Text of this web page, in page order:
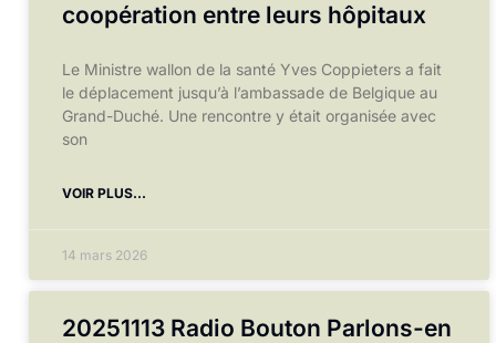
coopération entre leurs hôpitaux
Le Ministre wallon de la santé Yves Coppieters a fait
le déplacement jusqu’à l’ambassade de Belgique au
Grand-Duché. Une rencontre y était organisée avec
son
VOIR PLUS...
14 mars 2026
20251113 Radio Bouton Parlons-en